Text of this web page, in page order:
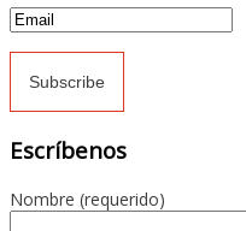
Escríbenos
Nombre (requerido)